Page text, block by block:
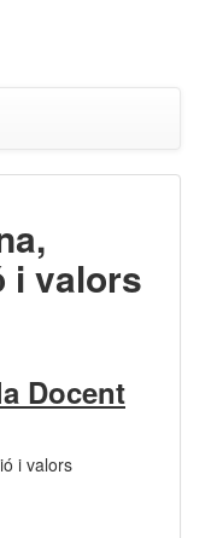
i valors
Docent
i valors